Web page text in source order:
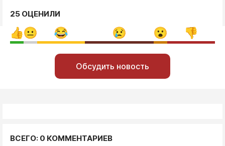
25 ОЦЕНИЛИ
Обсудить новость
ВСЕГО: 0 КОММЕНТАРИЕВ